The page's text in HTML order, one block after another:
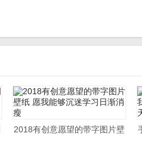
2018有创意愿望的带字图片壁